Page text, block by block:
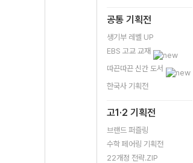
공통 기획전
생기부 레벨 UP
EBS 고교 교재
따끈따끈 신간 도서
한국사 기획전
고1·2 기획전
브랜드 퍼즐링
수학 페어링 기획전
22개정 전략.ZIP